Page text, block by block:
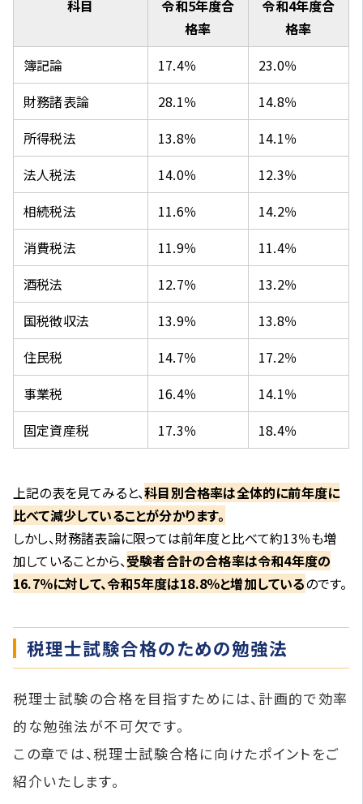
科目
令和5年度合
格率
令和4年度合
格率
簿記論
17.4％
23.0％
財務諸表論
28.1％
14.8％
所得税法
13.8％
14.1％
法人税法
14.0％
12.3％
相続税法
11.6％
14.2％
消費税法
11.9％
11.4％
酒税法
12.7％
13.2％
国税徴収法
13.9％
13.8％
住民税
14.7％
17.2％
事業税
16.4％
14.1％
固定資産税
17.3％ 18.4％
上記の表を見てみると、科目別合格率は全体的に前年度に
比べて減少していることが分かります。
しかし、財務諸表論に限っては前年度と比べて約13％も増
加していることから、受験者合計の合格率は令和4年度の
16.7％に対して、令和5年度は18.8％と増加しているのです。
税理士試験合格のための勉強法
税理士試験の合格を目指すためには、計画的で効率
的な勉強法が不可欠です。
この章では、税理士試験合格に向けたポイントをご
紹介いたします。